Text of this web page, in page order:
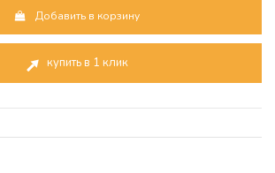
Добавить в корзину
купить в 1 клик